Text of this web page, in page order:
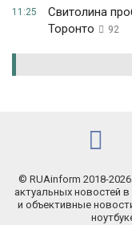
11:25
Свитолина
Торонто
92
© RUAinform 2018-
актуальных новостей
и объективные